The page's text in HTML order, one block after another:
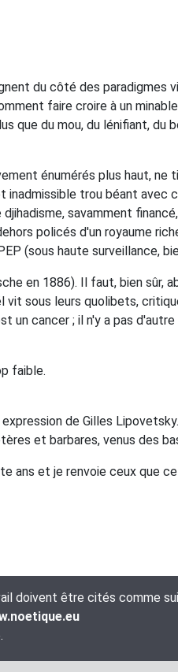
du côté des paradigmes
faire croire à un
que du mou, du lénifiant, du
énumérés plus haut, ne
inadmissible trou béant avec
savamment
policés d'un royaume
(sous haute surveillance,
en 1886). Il faut, bien sûr,
vit sous leurs quolibets,
un cancer ; il n'y a pas
faible.
de Gilles Lipovetsky.
et barbares, venus des
ans et je renvoie ceux que
doivent être cités comme